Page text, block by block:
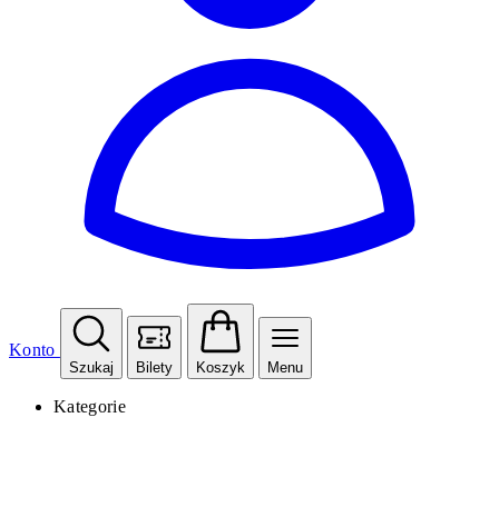
Konto
Szukaj Bilety Koszyk Menu
Kategorie